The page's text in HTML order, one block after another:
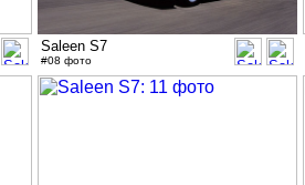
Saleen S7
#08 фото